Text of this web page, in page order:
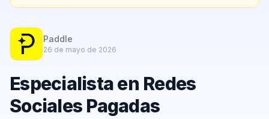
Contacto
Calculadora Freelance
Paddle
26 de mayo de 2026
Especialista en Redes
Sociales Pagadas